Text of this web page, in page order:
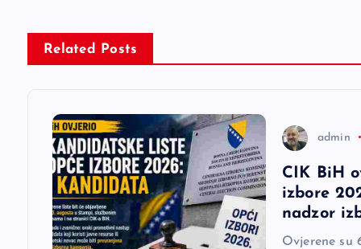
Related Posts
admin
CIK BiH
izbore
nadzor
Ovjerene su